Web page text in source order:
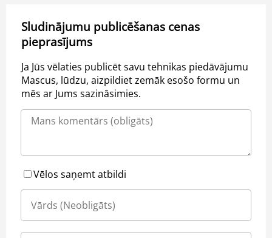
Sludinājumu publicēšanas cenas
pieprasījums
Ja Jūs vēlaties publicēt savu tehnikas piedāvājumu
Mascus, lūdzu, aizpildiet zemāk esošo formu un
mēs ar Jums sazināsimies.
Vēlos saņemt atbildi